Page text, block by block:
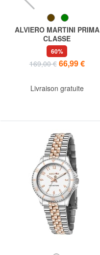
ALVIERO MARTINI PRIMA
CLASSE
MAUI Montre indiquant
uniquement l'heure
60%
169,00 € 66,99 €
Livraison gratuite